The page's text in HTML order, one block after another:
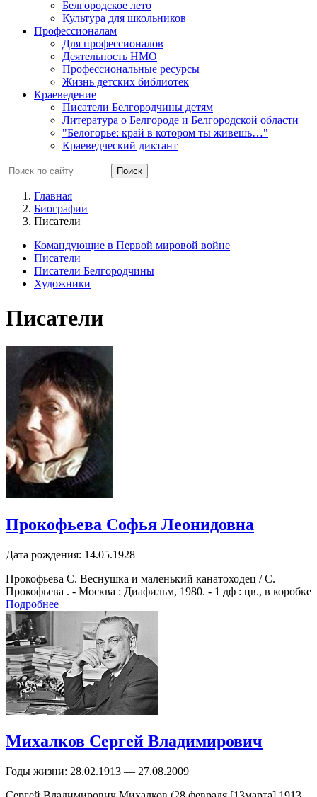
Белгородское лето
Культура для школьников
Профессионалам
Для профессионалов
Деятельность НМО
Профессиональные ресурсы
Жизнь детских библиотек
Краеведение
Писатели Белгородчины детям
Литература о Белгороде и Белгородской области
"Белогорье: край в котором ты живешь…"
Краеведческий диктант
Главная
Биографии
Писатели
Командующие в Первой мировой войне
Писатели
Писатели Белгородчины
Художники
Писатели
Прокофьева Софья Леонидовна
Дата рождения: 14.05.1928
Прокофьева С. Веснушка и маленький канатоходец / С.
Прокофьева . - Москва : Диафильм, 1980. - 1 дф : цв., в коробке
Подробнее
Михалков Сергей Владимирович
Годы жизни: 28.02.1913 — 27.08.2009